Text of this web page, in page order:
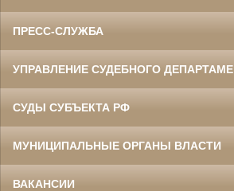
ПРЕСС-СЛУЖБА
УПРАВЛЕНИЕ СУДЕБНОГО
СУДЫ СУБЪЕКТА РФ
МУНИЦИПАЛЬНЫЕ ОРГАНЫ ВЛАСТИ
ВАКАНСИИ